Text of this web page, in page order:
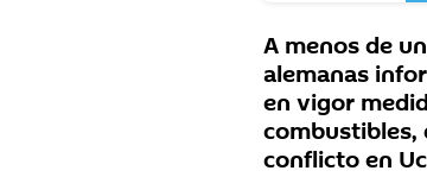
A menos de
alemanas
en vigor
combustibles,
conflicto en